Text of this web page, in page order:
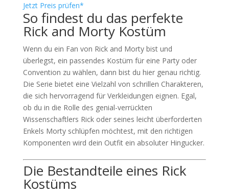
Jetzt Preis prüfen*
So findest du das perfekte
Rick and Morty Kostüm
Wenn du ein Fan von Rick and Morty bist und
überlegst, ein passendes Kostüm für eine Party oder
Convention zu wählen, dann bist du hier genau richtig.
Die Serie bietet eine Vielzahl von schrillen Charakteren,
die sich hervorragend für Verkleidungen eignen. Egal,
ob du in die Rolle des genial-verrückten
Wissenschaftlers Rick oder seines leicht überforderten
Enkels Morty schlüpfen möchtest, mit den richtigen
Komponenten wird dein Outfit ein absoluter Hingucker.
Die Bestandteile eines Rick
Kostüms